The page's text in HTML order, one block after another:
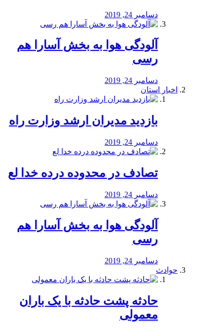
دسامبر 24, 2019
آلودگی هوا به بخش آسارا هم
رسی
دسامبر 24, 2019
اخبار استان
بازدید مدیران ارشد وزارت راه
دسامبر 24, 2019
تصادف در محدوده درده خدا لع
دسامبر 24, 2019
آلودگی هوا به بخش آسارا هم
رسی
دسامبر 24, 2019
حوادث
️حادثه پشت حادثه با یک باران
معمولی